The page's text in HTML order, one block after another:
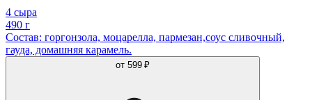
4 сыра
490 г
Состав: горгонзола, моцарелла, пармезан,соус сливочный,
гауда, домашняя карамель.
от 599 ₽